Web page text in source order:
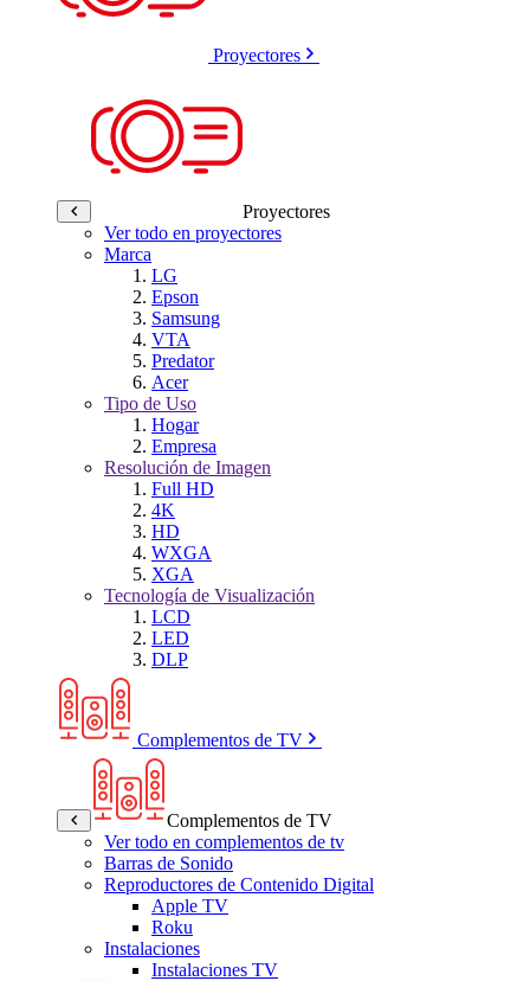
Proyectores
Proyectores
Ver todo en proyectores
Marca
LG
Epson
Samsung
VTA
Predator
Acer
Tipo de Uso
Hogar
Empresa
Resolución de Imagen
Full HD
4K
HD
WXGA
XGA
Tecnología de Visualización
LCD
LED
DLP
Complementos de TV
Complementos de TV
Ver todo en complementos de tv
Barras de Sonido
Reproductores de Contenido Digital
Apple TV
Roku
Instalaciones
Instalaciones TV